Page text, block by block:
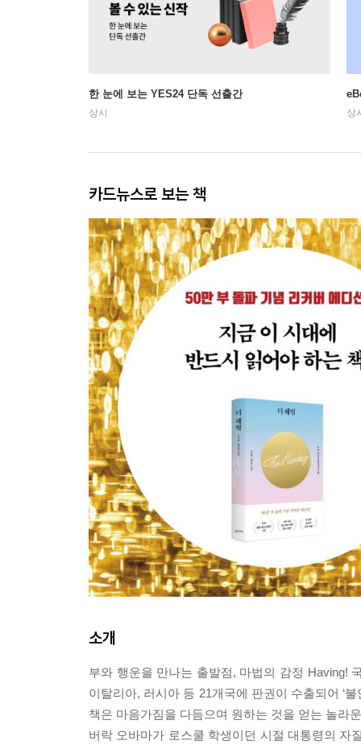
한 눈에 보는 YES24 단독 선출간
상시 상
카드뉴스로 보는 책
소개
부와 행운을 만나는 출발점, 마법의 감정 Having!
이탈리아, 러시아 등 21개국에 판권이 수출되어 ‘
책은 마음가짐을 다듬으며 원하는 것을 얻는 놀라
버락 오바마가 로스쿨 학생이던 시절 대통령의